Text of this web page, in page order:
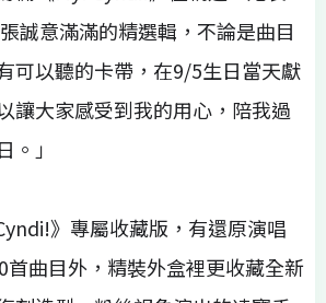
誠意滿滿的精選輯，不論是曲目
可以聽的卡帶，在9/5生日當天獻
讓大家感受到我的用心，陪我過
。」
》專屬收藏版，有還原演唱
首曲目外，精裝外盒裡更收藏全新